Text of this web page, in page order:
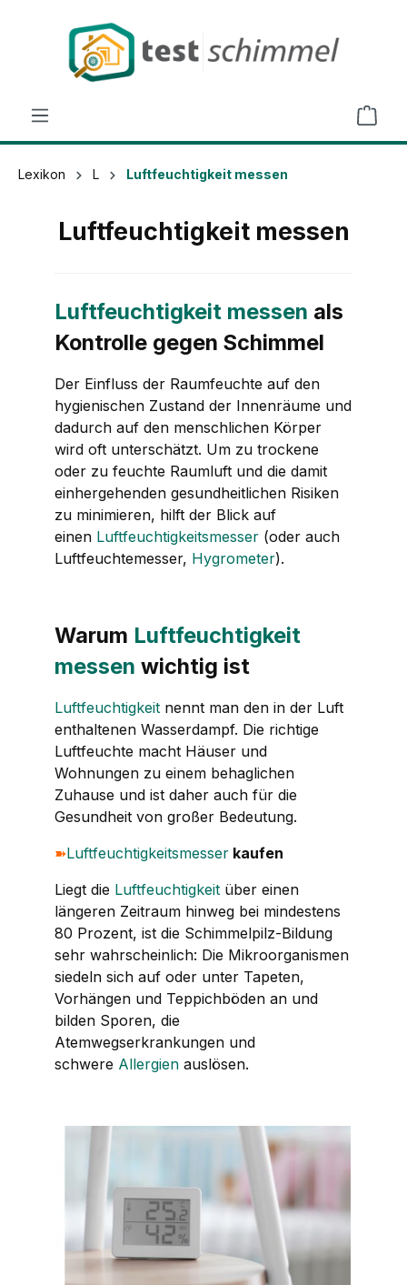
springen
Lexikon L Luftfeuchtigkeit messen
Luftfeuchtigkeit messen
Luftfeuchtigkeit messen als
Kontrolle gegen Schimmel
Der Einfluss der Raumfeuchte auf den
hygienischen Zustand der Innenräume und
dadurch auf den menschlichen Körper
wird oft unterschätzt. Um zu trockene
oder zu feuchte Raumluft und die damit
einhergehenden gesundheitlichen Risiken
zu minimieren, hilft der Blick auf
einen Luftfeuchtigkeitsmesser (oder auch
Luftfeuchtemesser, Hygrometer).
Warum Luftfeuchtigkeit
messen wichtig ist
Luftfeuchtigkeit nennt man den in der Luft
enthaltenen Wasserdampf. Die richtige
Luftfeuchte macht Häuser und
Wohnungen zu einem behaglichen
Zuhause und ist daher auch für die
Gesundheit von großer Bedeutung.
➽Luftfeuchtigkeitsmesser kaufen
Liegt die Luftfeuchtigkeit über einen
längeren Zeitraum hinweg bei mindestens
80 Prozent, ist die Schimmelpilz-Bildung
sehr wahrscheinlich: Die Mikroorganismen
siedeln sich auf oder unter Tapeten,
Vorhängen und Teppichböden an und
bilden Sporen, die
Atemwegserkrankungen und
schwere Allergien auslösen.